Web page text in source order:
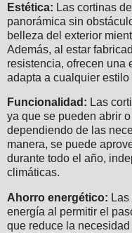
Estética: Las cortinas
panorámica sin
belleza del exterior
Además, al estar
resistencia, ofrecen una
adapta a cualquier estilo
Funcionalidad: Las
ya que se pueden abrir
dependiendo de las
manera, se puede
durante todo el año,
climáticas.
Ahorro energético:
energía al permitir el
que reduce la